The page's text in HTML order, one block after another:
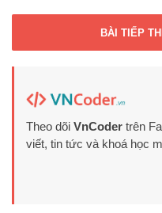
BÀI TIẾP
Theo dõi VnCoder trên
viết, tin tức và khoá học